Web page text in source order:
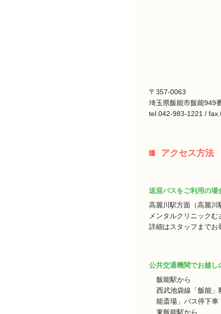
〒357-0063
埼玉県飯能市飯能949
tel.042-983-1221 /
アクセス方法
送迎バスをご利用の場
高麗川駅方面（高麗川
メンタルクリニック
詳細はスタッフまでお
公共交通機関でお越し
飯能駅から
西武池袋線「飯能
能斎場」バス停下車
東飯能駅から